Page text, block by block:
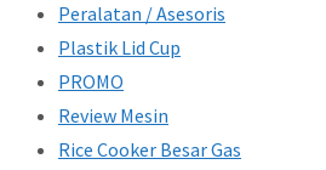
Peralatan / Asesoris
Plastik Lid Cup
PROMO
Review Mesin
Rice Cooker Besar Gas